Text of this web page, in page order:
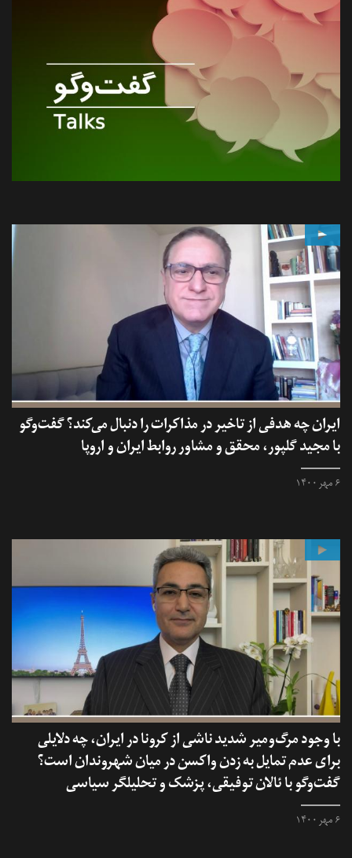
ایران چه هدفی از تاخیر در مذاکرات را دنبال می‌کند؟ گفت‌وگو
با مجید گلپور، محقق و مشاور روابط ایران و اروپا
۶ مهر ۱۴۰۰
با وجود مرگ‌ومیر شدید ناشی از کرونا در ایران، چه دلایلی
برای عدم تمایل به زدن واکسن در میان شهروندان است؟
گفت‌وگو با ئالان توفیقی، پزشک و تحلیلگر سیاسی
۶ مهر ۱۴۰۰